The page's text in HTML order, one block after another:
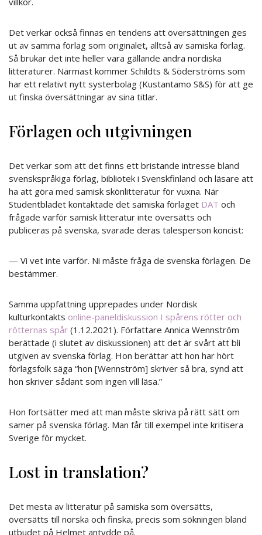
Det verkar också finnas en tendens att översättningen ges
ut av samma förlag som originalet, alltså av samiska förlag.
Så brukar det inte heller vara gällande andra nordiska
litteraturer. Närmast kommer Schildts & Söderströms som
har ett relativt nytt systerbolag (Kustantamo S&S) för att ge
ut finska översättningar av sina titlar.
Förlagen och utgivningen
Det verkar som att det finns ett bristande intresse bland
svenskspråkiga förlag, bibliotek i Svenskfinland och läsare att
ha att göra med samisk skönlitteratur för vuxna. När
Studentbladet kontaktade det samiska förlaget DAT och
frågade varför samisk litteratur inte översätts och
publiceras på svenska, svarade deras talesperson koncist:
— Vi vet inte varför. Ni måste fråga de svenska förlagen. De
bestämmer.
Samma uppfattning upprepades under Nordisk
kulturkontakts online-paneldiskussion I spårens rötter och
rötternas spår (1.12.2021). Författare Annica Wennström
berättade (i slutet av diskussionen) att det är svårt att bli
utgiven av svenska förlag. Hon berättar att hon har hört
förlagsfolk säga “hon [Wennström] skriver så bra, synd att
hon skriver sådant som ingen vill läsa.”
Hon fortsätter med att man måste skriva på rätt sätt om
samer på svenska förlag. Man får till exempel inte kritisera
Sverige för mycket.
Lost in translation?
Det mesta av litteratur på samiska som översätts,
översätts till norska och finska, precis som sökningen bland
utbudet på Helmet antydde på.